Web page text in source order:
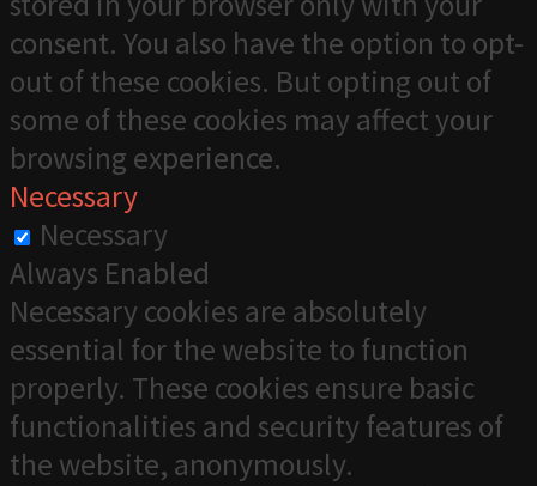
consent. You also have the option to opt-
out of these cookies. But opting out of
some of these cookies may affect your
browsing experience.
Necessary
Necessary
Always Enabled
Necessary cookies are absolutely
essential for the website to function
properly. These cookies ensure basic
functionalities and security features of
the website, anonymously.